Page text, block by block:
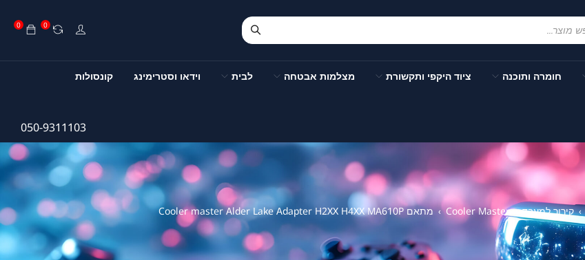
0 0
חומרה ותוכנה ציוד היקפי ותקשורת מצלמות אבטחה לבית וידאו וסטרימינג
קונסולות
050-9311103
› קירור למעבד ›
Cooler Master
› מתאם Cooler master Alder Lake Adapter H2XX H4XX MA610P